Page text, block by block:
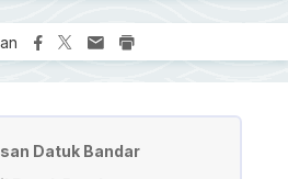
Datuk Bandar